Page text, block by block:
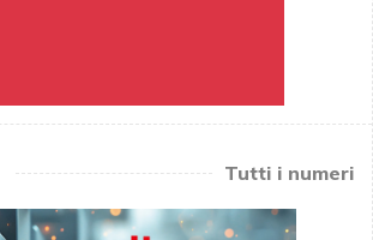
Tutti i numeri